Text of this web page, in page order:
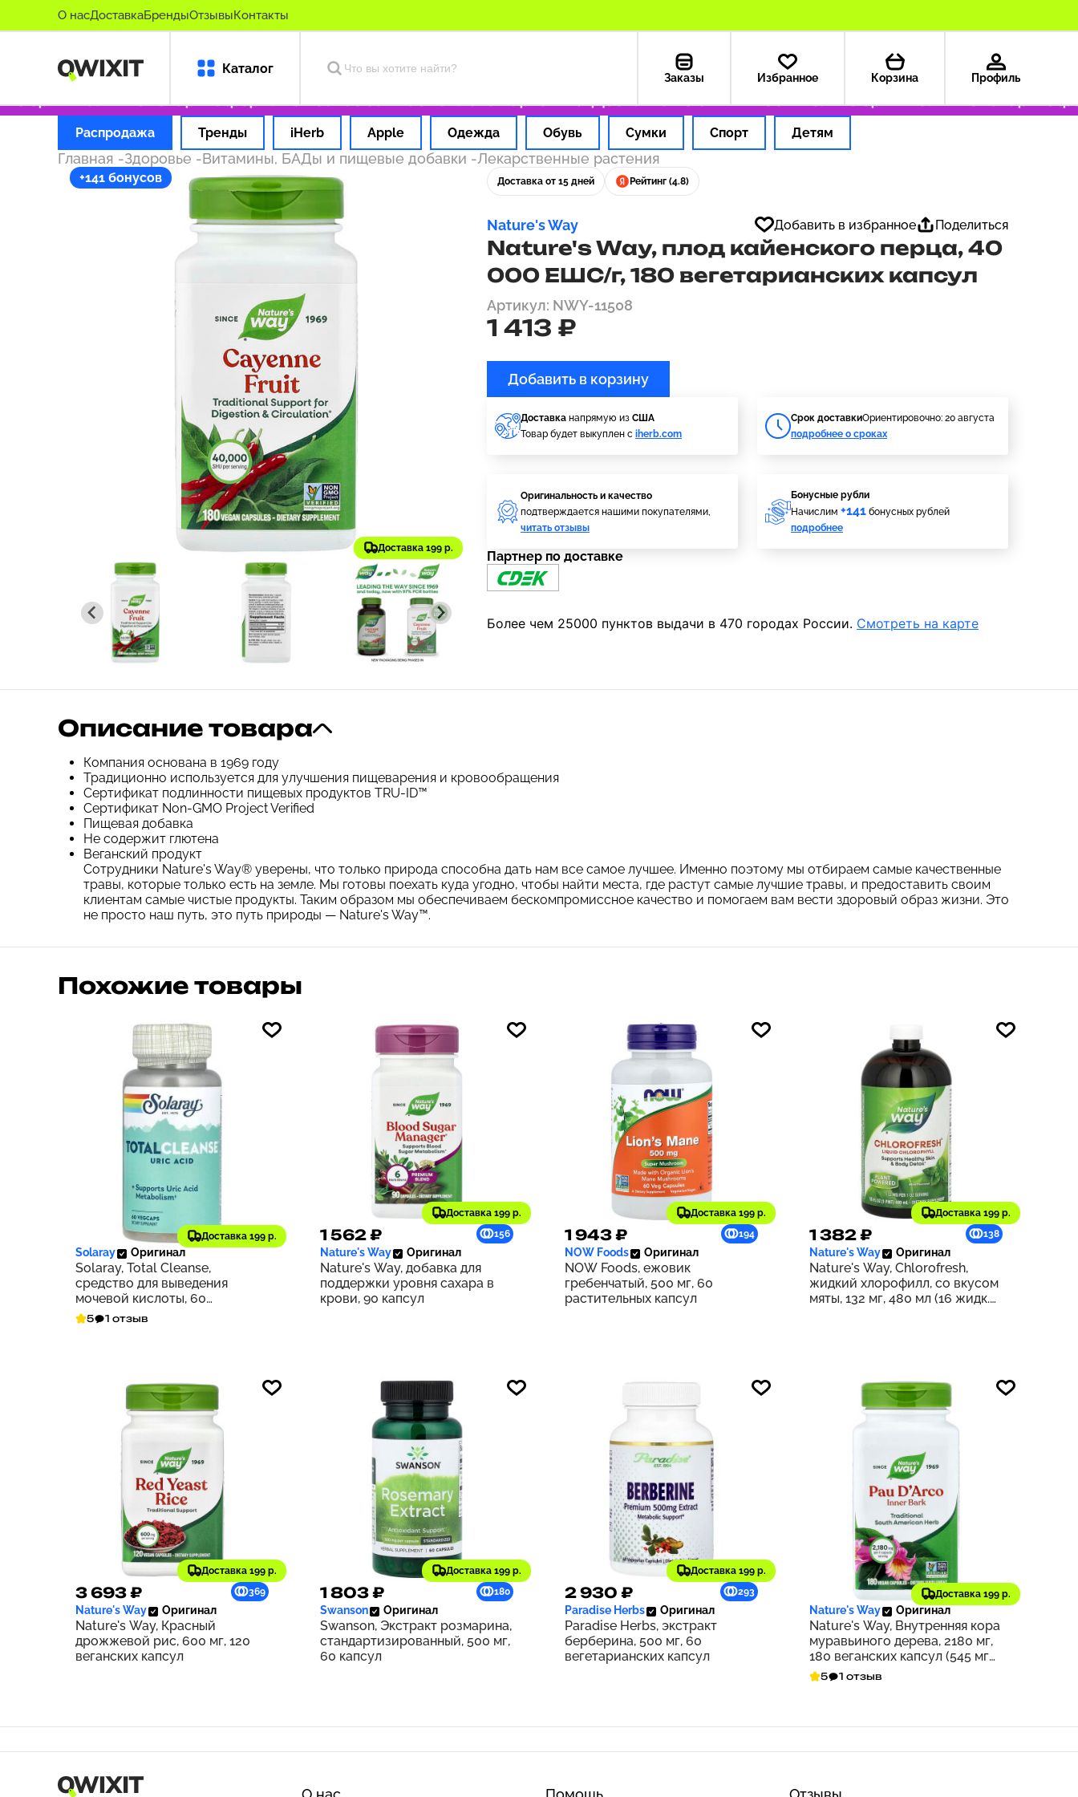
О насДоставкаБрендыОтзывыКонтакты
Каталог
Заказы Избранное Корзина Профиль
оригинальные товары Оформляем заказ за 1 час Оплата картой РФ Доставка из США — 199 ₽ Только оригинальные товары
Распродажа Тренды iHerb Apple Одежда Обувь Сумки Спорт Детям
Главная -Здоровье -Витамины, БАДы и пищевые добавки -Лекарственные растения
+141 бонусов
Доставка 199 р.
Доставка от 15 дней Рейтинг (4.8)
Nature's Way Добавить в избранное Поделиться
Nature's Way, плод кайенского перца, 40
000 ЕШС/г, 180 вегетарианских капсул
Артикул: NWY-11508
1 413 ₽
Добавить в корзину
Доставка напрямую из США
Товар будет выкуплен с iherb.com
Cрок доставкиОриентировочно: 20 августа
подробнее о сроках
Оригинальность и качество
подтверждается нашими покупателями,
читать отзывы
Бонусные рубли
Начислим +141 бонусных рублей
подробнее
Партнер по доставке
Более чем 25000 пунктов выдачи в 470 городах России. Смотреть на карте
Описание товара
Компания основана в 1969 году
Традиционно используется для улучшения пищеварения и кровообращения
Сертификат подлинности пищевых продуктов TRU-ID™
Сертификат Non-GMO Project Verified
Пищевая добавка
Не содержит глютена
Веганский продукт
Сотрудники Nature's Way® уверены, что только природа способна дать нам все самое лучшее. Именно поэтому мы отбираем самые качественные
травы, которые только есть на земле. Мы готовы поехать куда угодно, чтобы найти места, где растут самые лучшие травы, и предоставить своим
клиентам самые чистые продукты. Таким образом мы обеспечиваем бескомпромиссное качество и помогаем вам вести здоровый образ жизни. Это
не просто наш путь, это путь природы — Nature's Way™.
Похожие товары
Доставка 199 р.
3 404 ₽ 340
Solaray Оригинал
Solaray, Total Cleanse,
средство для выведения
мочевой кислоты, 60
растительных капсул
5 1 отзыв
Доставка 199 р.
1 562 ₽ 156
Nature's Way Оригинал
Nature's Way, добавка для
поддержки уровня сахара в
крови, 90 капсул
Доставка 199 р.
1 943 ₽ 194
NOW Foods Оригинал
NOW Foods, ежовик
гребенчатый, 500 мг, 60
растительных капсул
Доставка 199 р.
1 382 ₽ 138
Nature's Way Оригинал
Nature's Way, Chlorofresh,
жидкий хлорофилл, со вкусом
мяты, 132 мг, 480 мл (16 жидк.
Доставка 199 р.
3 693 ₽ 369
Nature's Way Оригинал
Nature's Way, Красный
дрожжевой рис, 600 мг, 120
веганских капсул
Доставка 199 р.
1 803 ₽ 180
Swanson Оригинал
Swanson, Экстракт розмарина,
стандартизированный, 500 мг,
60 капсул
Доставка 199 р.
2 930 ₽ 293
Paradise Herbs Оригинал
Paradise Herbs, экстракт
берберина, 500 мг, 60
вегетарианских капсул
Доставка 199 р.
1 663 ₽ 166
Nature's Way Оригинал
Nature's Way, Внутренняя кора
муравьиного дерева, 2180 мг,
180 веганских капсул (545 мг
на капсулу)
5 1 отзыв